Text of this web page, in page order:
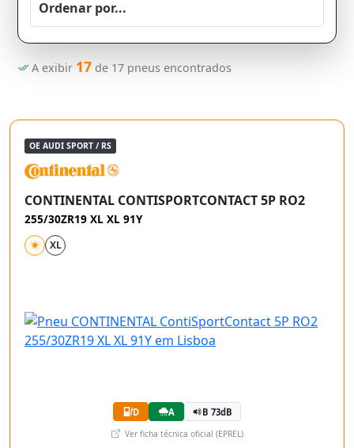
A exibir 17 de 17 pneus encontrados
OE AUDI SPORT / RS
CONTINENTAL CONTISPORTCONTACT 5P RO2
255/30ZR19 XL XL 91Y
XL
D A B 73dB
Ver ficha técnica oficial (EPREL)